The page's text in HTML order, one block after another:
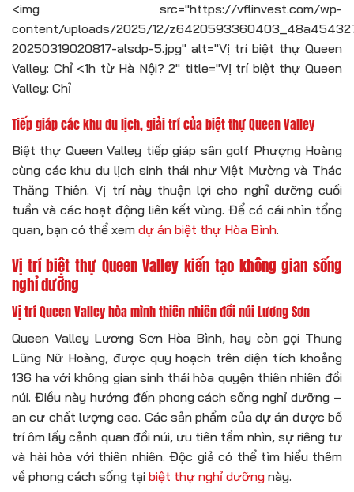
<img src="https://vflinvest.com/wp-
content/uploads/2025/12/
20250319020817-alsdp-5.jpg" alt="Vị trí biệt thự Queen
Valley: Chỉ <1h từ Hà Nội? 2" title="Vị trí biệt thự Queen
Valley: Chỉ
Tiếp giáp các khu du lịch, giải trí của biệt thự Queen Valley
Biệt thự Queen Valley tiếp giáp sân golf Phượng Hoàng
cùng các khu du lịch sinh thái như Việt Mường và Thác
Thăng Thiên. Vị trí này thuận lợi cho nghỉ dưỡng cuối
tuần và các hoạt động liên kết vùng. Để có cái nhìn tổng
quan, bạn có thể xem dự án biệt thự Hòa Bình.
Vị trí biệt thự Queen Valley kiến tạo không gian sống
nghỉ dưỡng
Vị trí Queen Valley hòa mình thiên nhiên đồi núi Lương Sơn
Queen Valley Lương Sơn Hòa Bình, hay còn gọi Thung
Lũng Nữ Hoàng, được quy hoạch trên diện tích khoảng
136 ha với không gian sinh thái hòa quyện thiên nhiên đồi
núi. Điều này hướng đến phong cách sống nghỉ dưỡng –
an cư chất lượng cao. Các sản phẩm của dự án được bố
trí ôm lấy cảnh quan đồi núi, ưu tiên tầm nhìn, sự riêng tư
và hài hòa với thiên nhiên. Độc giả có thể tìm hiểu thêm
về phong cách sống tại biệt thự nghỉ dưỡng này.